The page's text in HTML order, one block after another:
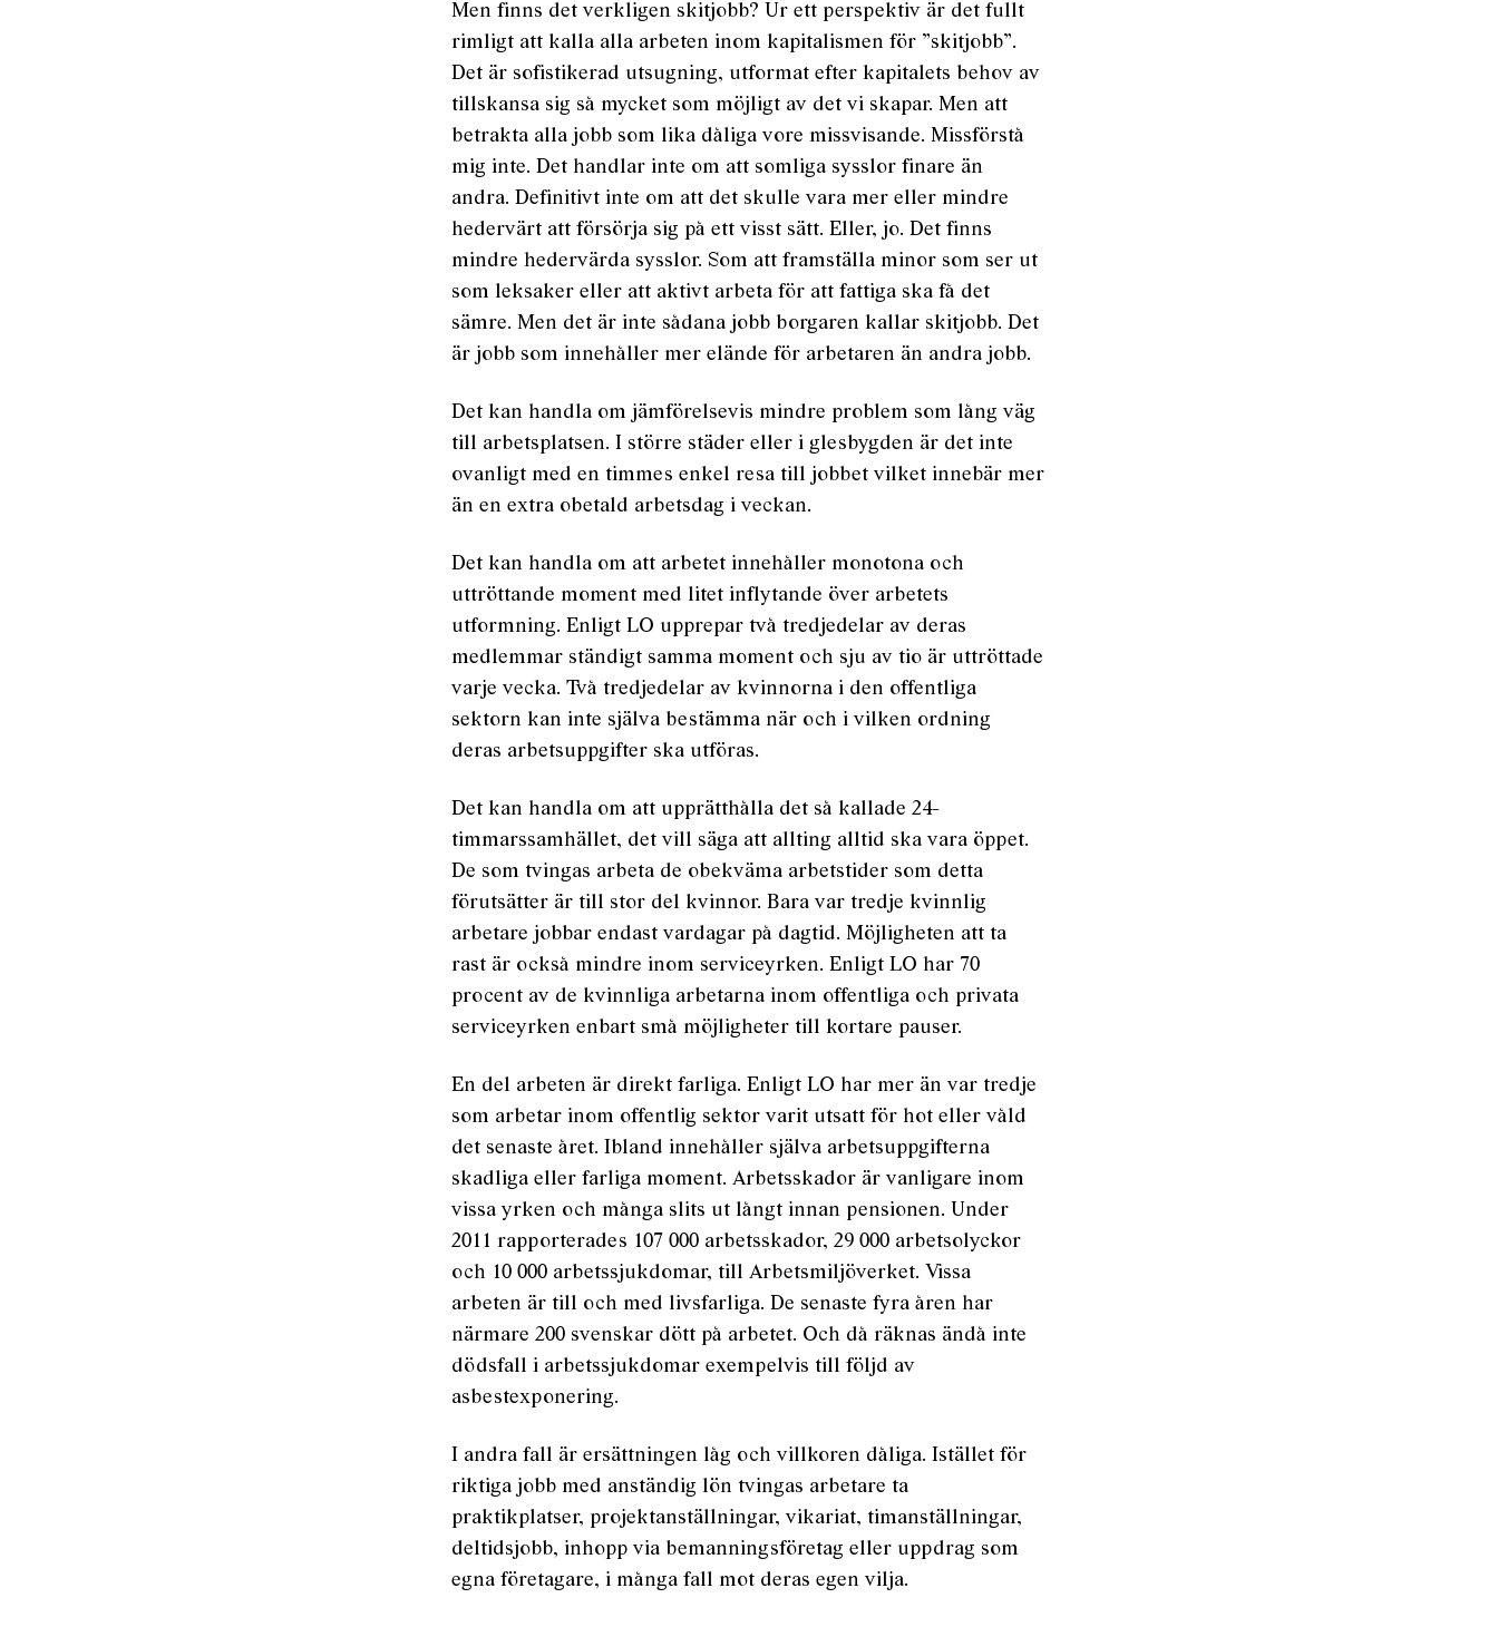
Men finns det verkligen skitjobb? Ur ett perspektiv är det fullt
rimligt att kalla alla arbeten inom kapitalismen för ”skitjobb”.
Det är sofistikerad utsugning, utformat efter kapitalets behov av
tillskansa sig så mycket som möjligt av det vi skapar. Men att
betrakta alla jobb som lika dåliga vore missvisande. Missförstå
mig inte. Det handlar inte om att somliga sysslor finare än
andra. Definitivt inte om att det skulle vara mer eller mindre
hedervärt att försörja sig på ett visst sätt. Eller, jo. Det finns
mindre hedervärda sysslor. Som att framställa minor som ser ut
som leksaker eller att aktivt arbeta för att fattiga ska få det
sämre. Men det är inte sådana jobb borgaren kallar skitjobb. Det
är jobb som innehåller mer elände för arbetaren än andra jobb.
Det kan handla om jämförelsevis mindre problem som lång väg
till arbetsplatsen. I större städer eller i glesbygden är det inte
ovanligt med en timmes enkel resa till jobbet vilket innebär mer
än en extra obetald arbetsdag i veckan.
Det kan handla om att arbetet innehåller monotona och
uttröttande moment med litet inflytande över arbetets
utformning. Enligt LO upprepar två tredjedelar av deras
medlemmar ständigt samma moment och sju av tio är uttröttade
varje vecka. Två tredjedelar av kvinnorna i den offentliga
sektorn kan inte själva bestämma när och i vilken ordning
deras arbetsuppgifter ska utföras.
Det kan handla om att upprätthålla det så kallade 24-
timmarssamhället, det vill säga att allting alltid ska vara öppet.
De som tvingas arbeta de obekväma arbetstider som detta
förutsätter är till stor del kvinnor. Bara var tredje kvinnlig
arbetare jobbar endast vardagar på dagtid. Möjligheten att ta
rast är också mindre inom serviceyrken. Enligt LO har 70
procent av de kvinnliga arbetarna inom offentliga och privata
serviceyrken enbart små möjligheter till kortare pauser.
En del arbeten är direkt farliga. Enligt LO har mer än var tredje
som arbetar inom offentlig sektor varit utsatt för hot eller våld
det senaste året. Ibland innehåller själva arbetsuppgifterna
skadliga eller farliga moment. Arbetsskador är vanligare inom
vissa yrken och många slits ut långt innan pensionen. Under
2011 rapporterades 107 000 arbetsskador, 29 000 arbetsolyckor
och 10 000 arbetssjukdomar, till Arbetsmiljöverket. Vissa
arbeten är till och med livsfarliga. De senaste fyra åren har
närmare 200 svenskar dött på arbetet. Och då räknas ändå inte
dödsfall i arbetssjukdomar exempelvis till följd av
asbestexponering.
I andra fall är ersättningen låg och villkoren dåliga. Istället för
riktiga jobb med anständig lön tvingas arbetare ta
praktikplatser, projektanställningar, vikariat, timanställningar,
deltidsjobb, inhopp via bemanningsföretag eller uppdrag som
egna företagare, i många fall mot deras egen vilja.